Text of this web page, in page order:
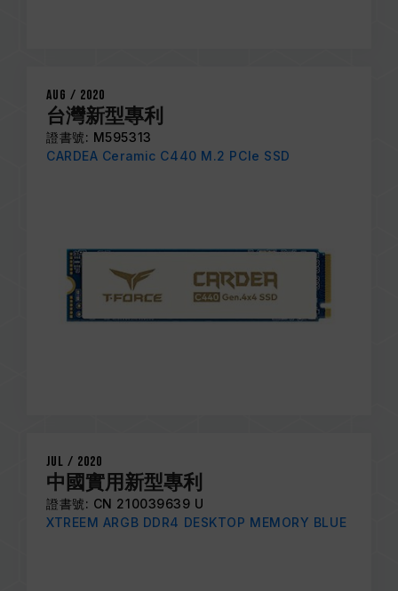
Aug / 2020
台灣新型專利
證書號: M595313
CARDEA Ceramic C440 M.2 PCIe SSD
Jul / 2020
中國實用新型專利
證書號: CN 210039639 U
XTREEM ARGB DDR4 DESKTOP MEMORY BLUE